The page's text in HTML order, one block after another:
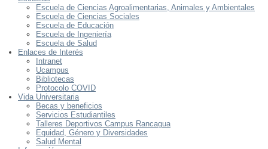
Escuela de Ciencias Agroalimentarias, Animales y Ambientales
Escuela de Ciencias Sociales
Escuela de Educación
Escuela de Ingeniería
Escuela de Salud
Enlaces de Interés
Intranet
Ucampus
Bibliotecas
Protocolo COVID
Vida Universitaria
Becas y beneficios
Servicios Estudiantiles
Talleres Deportivos Campus Rancagua
Equidad, Género y Diversidades
Salud Mental